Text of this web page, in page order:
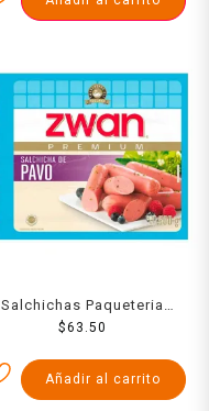
Salchichas Paqueteria
Zwan De Pavo 500 Grs
$63.50
Añadir al carrito